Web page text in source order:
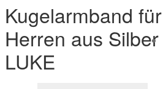
Kugelarmband für
Herren aus Silber
LUKE